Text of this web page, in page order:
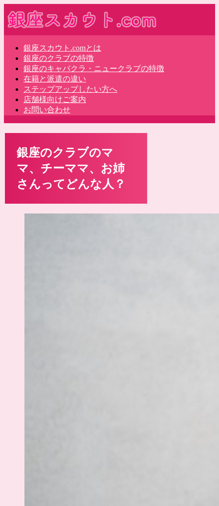
銀座スカウト.comとは
銀座のクラブの特徴
銀座のキャバクラ・ニュークラブの特徴
在籍と派遣の違い
ステップアップしたい方へ
店舗様向けご案内
お問い合わせ
銀座のクラブのマ
マ、チーママ、お姉
さんってどんな人？